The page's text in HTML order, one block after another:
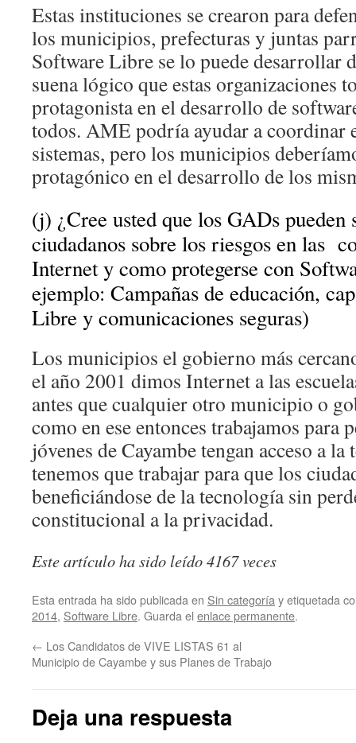
Estas instituciones se crearon para
los municipios, prefecturas y juntas
Software Libre se lo puede desarrollar
suena lógico que estas organizaciones
protagonista en el desarrollo de
todos. AME podría ayudar a coordinar
sistemas, pero los municipios
protagónico en el desarrollo de los
(j) ¿Cree usted que los GADs pueden
ciudadanos sobre los riesgos en las
Internet y como protegerse con
ejemplo: Campañas de educación,
Libre y comunicaciones seguras)
Los municipios el gobierno más
el año 2001 dimos Internet a las
antes que cualquier otro municipio o
como en ese entonces trabajamos
jóvenes de Cayambe tengan acceso a
tenemos que trabajar para que los
beneficiándose de la tecnología sin
constitucional a la privacidad.
Este artículo ha sido leído 4167 veces
Esta entrada ha sido publicada en Sin categoría y etiquetada
2014, Software Libre. Guarda el enlace permanente.
← Los Candidatos de VIVE LISTAS 61 al
Municipio de Cayambe y sus Planes de Trabajo
Deja una respuesta